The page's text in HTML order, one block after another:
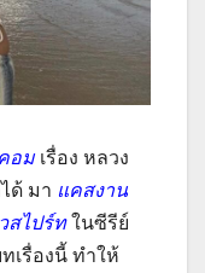
อมเรื่อง หลวง
ด้ มา แคสงาน
สไปร์ทในซีรีย์
เรื่องนี้ ทำให้